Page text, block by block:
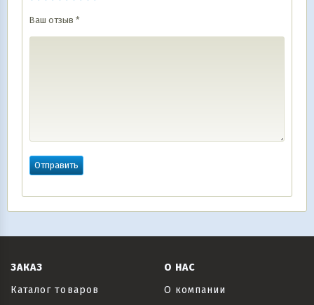
Ваш отзыв *
ЗАКАЗ
Каталог товаров
О НАС
О компании